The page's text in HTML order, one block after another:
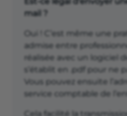
mail ?
Oui ! C’est même une
admise entre
réalisée avec un logiciel
s’établit en .pdf pour ne
Vous pouvez ensuite
service comptable de
Cela facilité la